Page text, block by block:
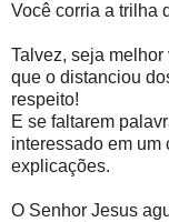
Você corria a trilha
Talvez, seja
que o distanciou
respeito!
E se faltarem
interessado em um
explicações.
O Senhor Jesus